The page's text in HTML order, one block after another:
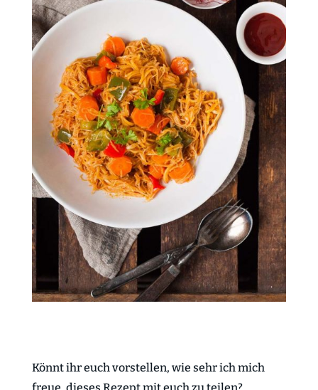
Könnt ihr euch vorstellen, wie sehr ich mich